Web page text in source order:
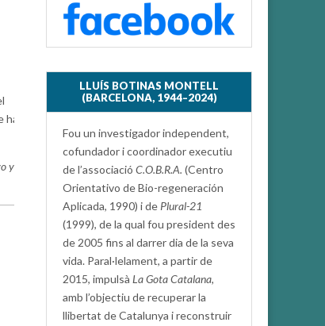
y
LLUÍS BOTINAS MONTELL
(BARCELONA, 1944–2024)
Fou un investigador independent,
cofundador i coordinador executiu
de l’associació C.O.B.R.A. (Centro
Orientativo de Bio-regeneración
Aplicada, 1990) i dePlural-21
(1999), de la qual fou president des
de 2005 fins al darrer dia de la seva
vida. Paral·lelament, a partir de
2015, impulsà La Gota Catalana,
amb l’objectiu de recuperar la
llibertat de Catalunya i reconstruir